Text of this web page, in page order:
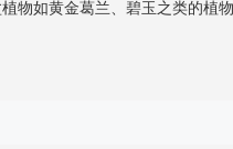
物如黄金葛兰、碧玉之类的植物